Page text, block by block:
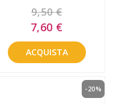
9,50 €
Special
Price
7,60 €
ACQUISTA
-20%